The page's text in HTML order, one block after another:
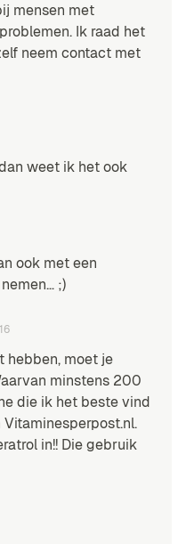
mensen met
Ik raad het
neem contact met
weet ik het ook
ook met een
;)
hebben, moet je
minstens 200
die ik het beste vind
in!! Die gebruik